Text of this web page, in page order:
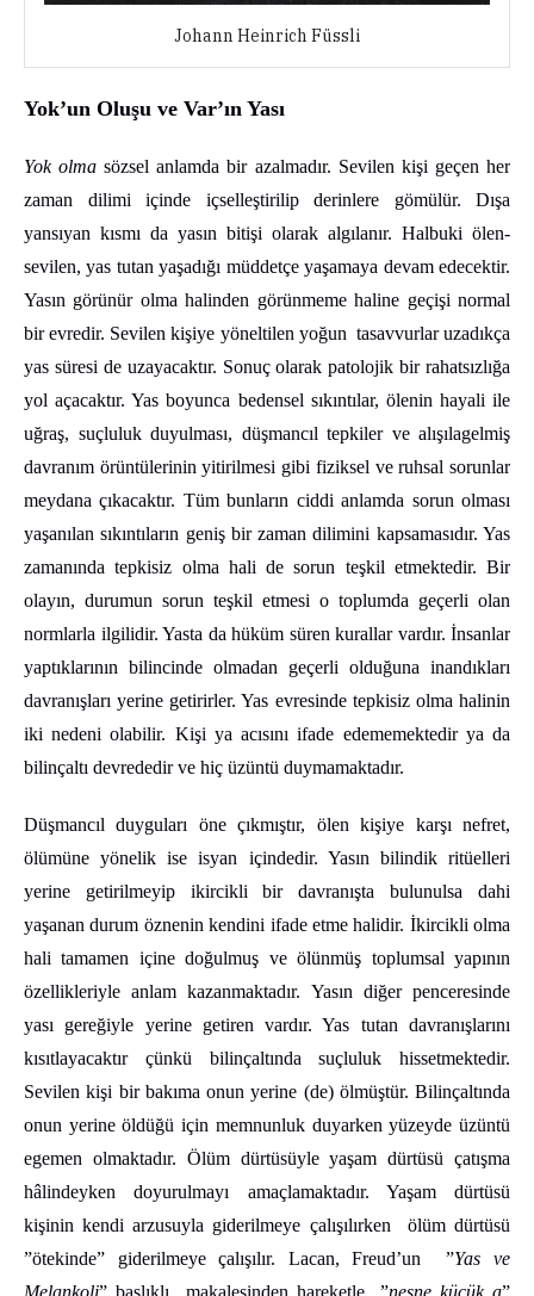
Johann Heinrich Füssli
Yok’un Oluşu ve Var’ın Yası
Yok olma sözsel anlamda bir azalmadır. Sevilen kişi geçen her
zaman dilimi içinde içselleştirilip derinlere gömülür. Dışa
yansıyan kısmı da yasın bitişi olarak algılanır. Halbuki ölen-
sevilen, yas tutan yaşadığı müddetçe yaşamaya devam edecektir.
Yasın görünür olma halinden görünmeme haline geçişi normal
bir evredir. Sevilen kişiye yöneltilen yoğun tasavvurlar uzadıkça
yas süresi de uzayacaktır. Sonuç olarak patolojik bir rahatsızlığa
yol açacaktır. Yas boyunca bedensel sıkıntılar, ölenin hayali ile
uğraş, suçluluk duyulması, düşmancıl tepkiler ve alışılagelmiş
davranım örüntülerinin yitirilmesi gibi fiziksel ve ruhsal sorunlar
meydana çıkacaktır. Tüm bunların ciddi anlamda sorun olması
yaşanılan sıkıntıların geniş bir zaman dilimini kapsamasıdır. Yas
zamanında tepkisiz olma hali de sorun teşkil etmektedir. Bir
olayın, durumun sorun teşkil etmesi o toplumda geçerli olan
normlarla ilgilidir. Yasta da hüküm süren kurallar vardır. İnsanlar
yaptıklarının bilincinde olmadan geçerli olduğuna inandıkları
davranışları yerine getirirler. Yas evresinde tepkisiz olma halinin
iki nedeni olabilir. Kişi ya acısını ifade edememektedir ya da
bilinçaltı devrededir ve hiç üzüntü duymamaktadır.
Düşmancıl duyguları öne çıkmıştır, ölen kişiye karşı nefret,
ölümüne yönelik ise isyan içindedir. Yasın bilindik ritüelleri
yerine getirilmeyip ikircikli bir davranışta bulunulsa dahi
yaşanan durum öznenin kendini ifade etme halidir. İkircikli olma
hali tamamen içine doğulmuş ve ölünmüş toplumsal yapının
özellikleriyle anlam kazanmaktadır. Yasın diğer penceresinde
yası gereğiyle yerine getiren vardır. Yas tutan davranışlarını
kısıtlayacaktır çünkü bilinçaltında suçluluk hissetmektedir.
Sevilen kişi bir bakıma onun yerine (de) ölmüştür. Bilinçaltında
onun yerine öldüğü için memnunluk duyarken yüzeyde üzüntü
egemen olmaktadır. Ölüm dürtüsüyle yaşam dürtüsü çatışma
hâlindeyken doyurulmayı amaçlamaktadır. Yaşam dürtüsü
kişinin kendi arzusuyla giderilmeye çalışılırken ölüm dürtüsü
”ötekinde” giderilmeye çalışılır. Lacan, Freud’un ”Yas ve
Melankoli” başlıklı makalesinden hareketle ”nesne küçük a”